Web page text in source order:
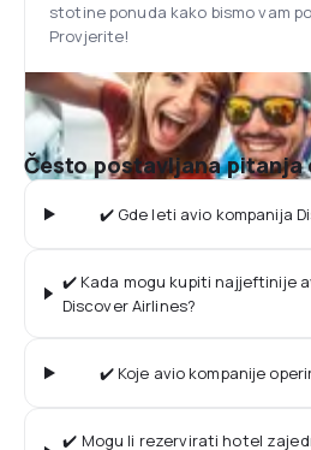
stotine ponuda kako bismo vam
Provjerite!
Često postavljana pitanja
✔️ Gde leti avio kompanija
✔️ Kada mogu kupiti najjeftinije
Discover Airlines?
✔️ Koje avio kompanije
✔️ Mogu li rezervirati hotel